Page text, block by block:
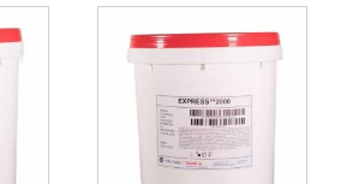
producto
múltiples
variantes.